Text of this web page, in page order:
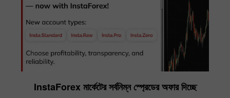
InstaForex মার্কেটের সর্বনিম্ন স্প্রেডের অফার দিচ্ছে